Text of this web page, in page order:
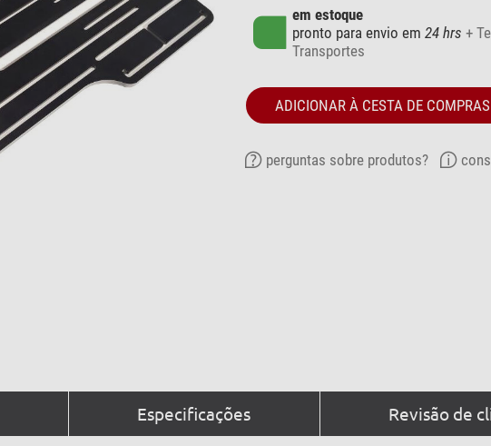
em estoque
pronto para envio em 24 hrs +
Transportes
ADICIONAR À CESTA DE COMPRAS
perguntas sobre produtos?
Especificações Revisão de